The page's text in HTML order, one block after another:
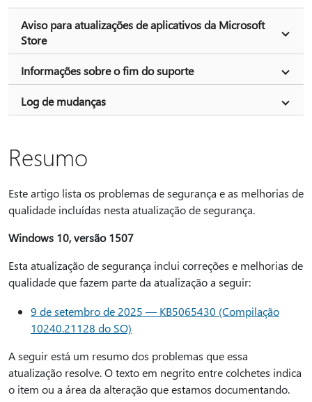
Aviso para atualizações de aplicativos da Microsoft
Store
Informações sobre o fim do suporte
Log de mudanças
Resumo
Este artigo lista os problemas de segurança e as melhorias de
qualidade incluídas nesta atualização de segurança.
Windows 10, versão 1507
Esta atualização de segurança inclui correções e melhorias de
qualidade que fazem parte da atualização a seguir:
9 de setembro de 2025 — KB5065430 (Compilação
10240.21128 do SO)
A seguir está um resumo dos problemas que essa
atualização resolve. O texto em negrito entre colchetes indica
o item ou a área da alteração que estamos documentando.